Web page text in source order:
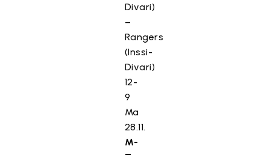
Divari)
–
Rangers
(Inssi-
Divari)
12-
9
Ma
28.11.
M-